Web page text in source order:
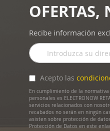
OFERTAS,
Recibe información
Inscríbase
a
boletín
de
noticias:
Acepto las
En cumplimiento de la
personales es ELECTRONOW
servicios relacionados con
recabados no serán en ningún
asisten sobre protección de
Protección de Datos en este